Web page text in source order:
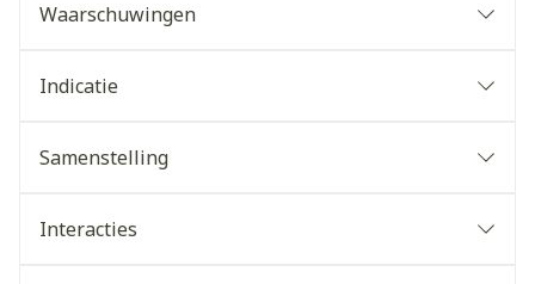
Waarschuwingen
Indicatie
Samenstelling
Interacties